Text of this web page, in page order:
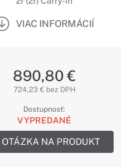
VIAC INFORMÁCIÍ
890,80 €
724,23 € bez DPH
Dostupnosť:
VYPREDANÉ
OTÁZKA NA PRODUKT